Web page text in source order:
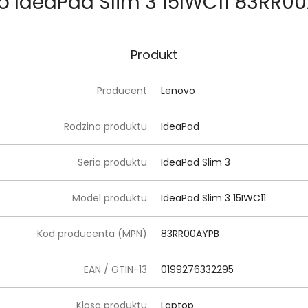
Produkt
Producent Lenovo
Rodzina produktu IdeaPad
Seria produktu IdeaPad Slim 3
Model produktu IdeaPad Slim 3 15IWC11
Kod producenta (MPN) 83RR00AYPB
EAN / GTIN-13 0199276332295